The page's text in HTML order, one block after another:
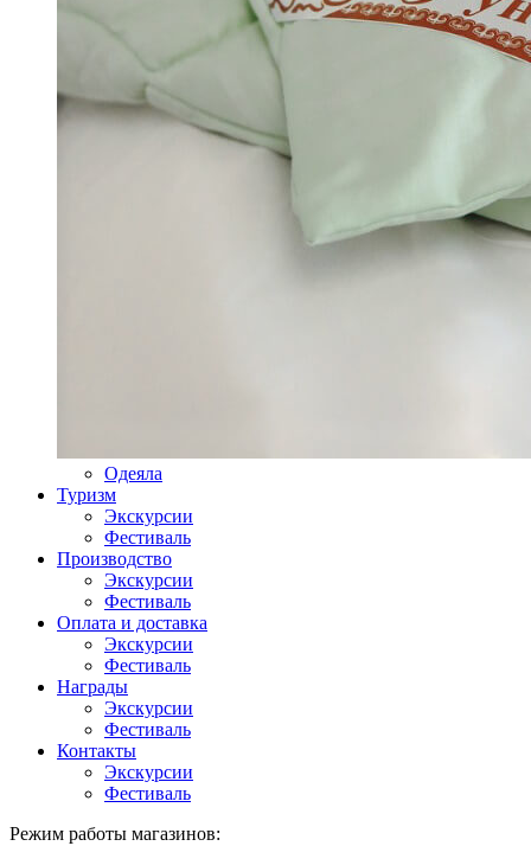
Одеяла
Туризм
Экскурсии
Фестиваль
Производство
Экскурсии
Фестиваль
Оплата и доставка
Экскурсии
Фестиваль
Награды
Экскурсии
Фестиваль
Контакты
Экскурсии
Фестиваль
Режим работы магазинов: